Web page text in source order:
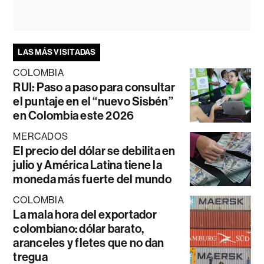
LAS MÁS VISITADAS
COLOMBIA
RUI: Paso a paso para consultar
el puntaje en el “nuevo Sisbén”
en Colombia este 2026
MERCADOS
El precio del dólar se debilita en
julio y América Latina tiene la
moneda más fuerte del mundo
COLOMBIA
La mala hora del exportador
colombiano: dólar barato,
aranceles y fletes que no dan
tregua